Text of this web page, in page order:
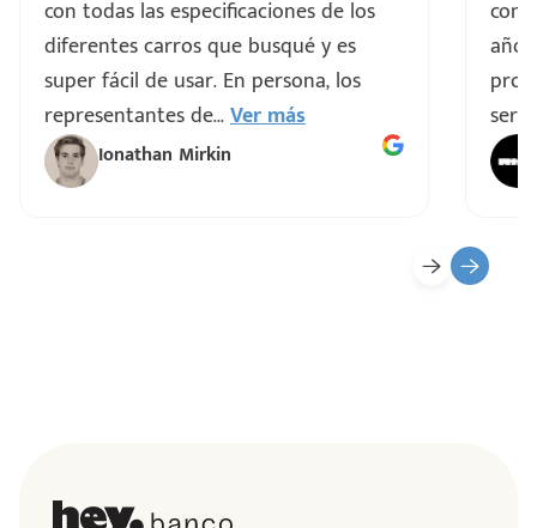
con todas las especificaciones de los
diferentes carros que busqué y es
super fácil de usar. En persona, los
representantes de...Ver más
Ionathan Mirkin